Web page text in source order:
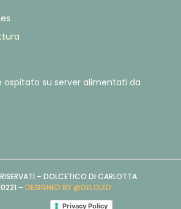
ospitato su server alimentati da
– DOLCETICO DI CARLOTTA
– DESIGNED BY @DELOLED
Privacy Policy